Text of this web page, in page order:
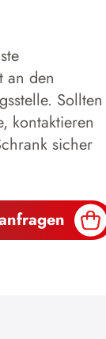
an den
Sollten
kontaktieren
sicher